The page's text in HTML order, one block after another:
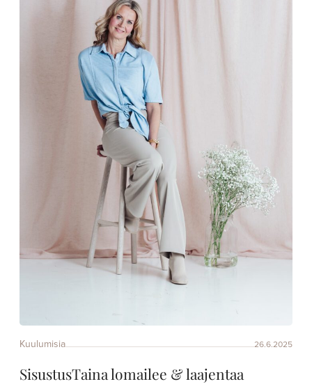
Kuulumisia 26.6.2025
SisustusTaina lomailee & laajentaa